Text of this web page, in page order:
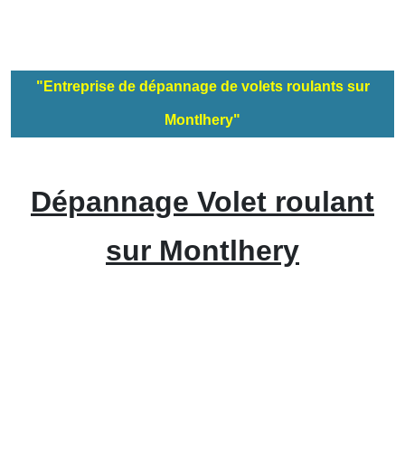
"Entreprise de dépannage de volets roulants sur
Montlhery"
Dépannage Volet roulant
sur Montlhery